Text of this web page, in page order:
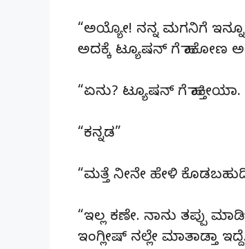
“ಅಯ್ಯೋ! ನನ್ನ ಮಗನಿಗೆ
ಅದಕ್ಕೆ ಟ್ಯೂಷನ್ ಗೆ ಹಾಕೋಣ
“ಏನು? ಟ್ಯೂಷನ್ ಗೆ
“ಕನ್ನಡ”
“ಮತ್ತೆ ನೀನೇ ಹೇಳಿ
“ಇಲ್ಲ ಕಣೇ. ನಾನು ತಪ್ಪು
ಇಂಗ್ಲೀಷ್ ನಲ್ಲೇ ಮಾತಾಡ್ತಾ